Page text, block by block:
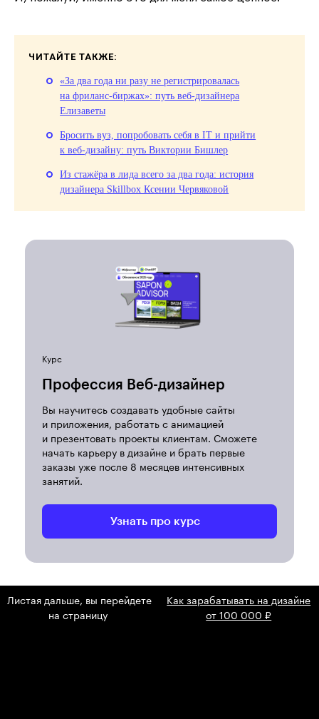
ЧИТАЙТЕ ТАКЖЕ:
«За два года ни разу не регистрировалась
на фриланс-биржах»: путь веб-дизайнера
Елизаветы
Бросить вуз, попробовать себя в IT и прийти
к веб-дизайну: путь Виктории Бишлер
Из стажёра в лида всего за два года: история
дизайнера Skillbox Ксении Червяковой
Курс
Профессия Веб-дизайнер
Вы научитесь создавать удобные сайты
и приложения, работать с анимацией
и презентовать проекты клиентам. Сможете
начать карьеру в дизайне и брать первые
заказы уже после 8 месяцев интенсивных
занятий.
Узнать про курс
Листая дальше, вы перейдете
на страницу
Как зарабатывать на дизайне
от 100 000 ₽